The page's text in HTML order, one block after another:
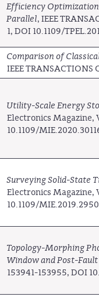
Efficiency
Parallel, IEEE
1, DOI 10.1109/
Comparison of
IEEE TRANSACTIONS
Utility-Scale Energy
Electronics Magazine,
10.1109/
Surveying Solid-State
Electronics Magazine,
10.1109/
Topology-Morphing
Window and Post-
153941-153955, DOI